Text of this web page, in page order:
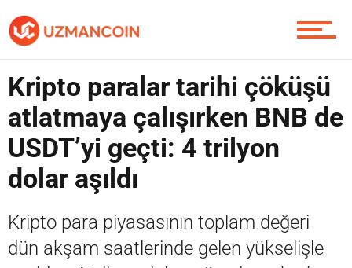
Piyasa
Soru Sor
Kripto paralar tarihi çöküşü
atlatmaya çalışırken BNB de
USDT’yi geçti: 4 trilyon
dolar aşıldı
Kripto para piyasasının toplam değeri
dün akşam saatlerinde gelen yükselişle